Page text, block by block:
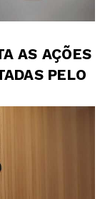
AS AÇÕES